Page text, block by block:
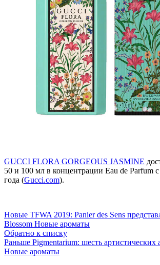
GUCCI FLORA GORGEOUS JASMINE
50 и 100 мл в концентрации Eau de Parfum с
года (Gucci.com).
Новые TFWA 2019: Panier des Sens
Blossom Новые ароматы
Обратно к списку
Раньше Pigmentarium: шесть артистических
Новые ароматы